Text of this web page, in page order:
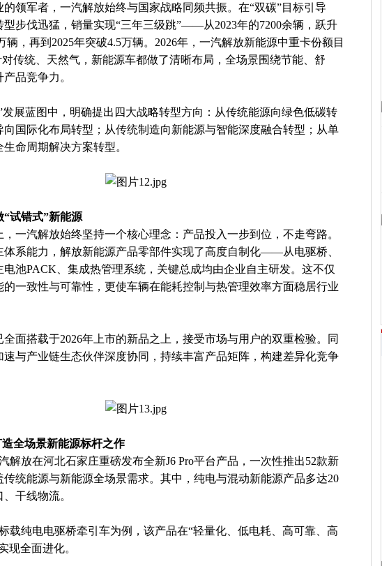
领军者，一汽解放始终与国家战略同频共振。在“双碳”目标引导
型步伐迅猛，销量实现“三年三级跳”——从2023年的7200余辆，跃升
辆，再到2025年突破4.5万辆。2026年，一汽解放新能源中重卡份额目
对传统、天然气，新能源车都做了清晰布局，全场景围绕节能、舒
品竞争力。
发展蓝图中，明确提出四大战略转型方向：从传统能源向绿色低碳转
向国际化布局转型；从传统制造向新能源与智能深度融合转型；从单
命周期解决方案转型。
试错式”新能源
一汽解放始终坚持一个核心理念：产品投入一步到位，不走弯路。
体系能力，解放新能源产品零部件实现了高度自制化——从电驱桥、
电池PACK、集成热管理系统，关键总成均由企业自主研发。这不仅
的一致性与可靠性，更使车辆在能耗控制与热管理效率方面稳居行业
面搭载于2026年上市的新品之上，接受市场与用户的双重检验。同
速与产业链生态伙伴深度协同，持续丰富产品矩阵，构建差异化竞争
全场景新能源标杆之作
解放在河北石家庄重磅发布全新J6 Pro平台产品，一次性推出52款新
传统能源与新能源全场景需求。其中，纯电与混动新能源产品多达20
干线物流。
载纯电电驱桥牵引车为例，该产品在“轻量化、低电耗、高可靠、高
现全面进化。